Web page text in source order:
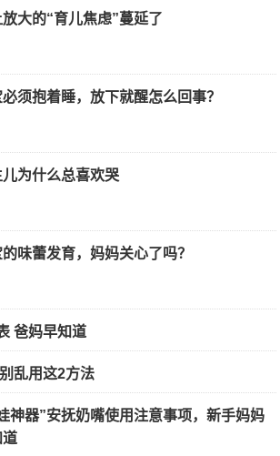
放大的“育儿焦虑”蔓延了
须抱着睡，放下就醒怎么回事？
为什么总喜欢哭
味蕾发育，妈妈关心了吗？
爸妈早知道
乱用这2方法
神器”安抚奶嘴使用注意事项，新手妈妈
道